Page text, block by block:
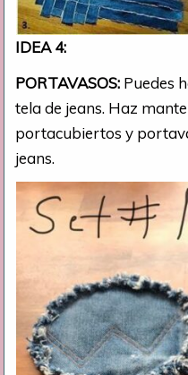
IDEA 4:
PORTAVASOS: Puedes
tela de jeans. Haz
portacubiertos y
jeans.